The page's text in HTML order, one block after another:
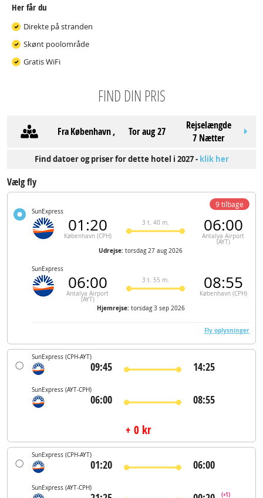
Her får du
Direkte på stranden
Skønt poolområde
Gratis WiFi
FIND DIN PRIS
FraKøbenhavn, tor aug 27
Rejselængde
7 Nætter
Find datoer og priser for dette hotel i 2027 - klik her
Vælg fly
SunExpress
01:20
København (CPH)
3 t. 40 m. 06:00
Antalya Airport
(AYT)
Udrejse: torsdag 27 aug 2026
SunExpress
06:00
Antalya Airport
(AYT)
3 t. 55 m. 08:55
København (CPH)
Hjemrejse: torsdag 3 sep 2026
9 tilbage
Fly oplysninger
SunExpress (CPH-AYT)
09:45 14:25
SunExpress (AYT-CPH)
06:00 08:55
+ 0 kr
SunExpress (CPH-AYT)
01:20 06:00
SunExpress (AYT-CPH)
(+1)